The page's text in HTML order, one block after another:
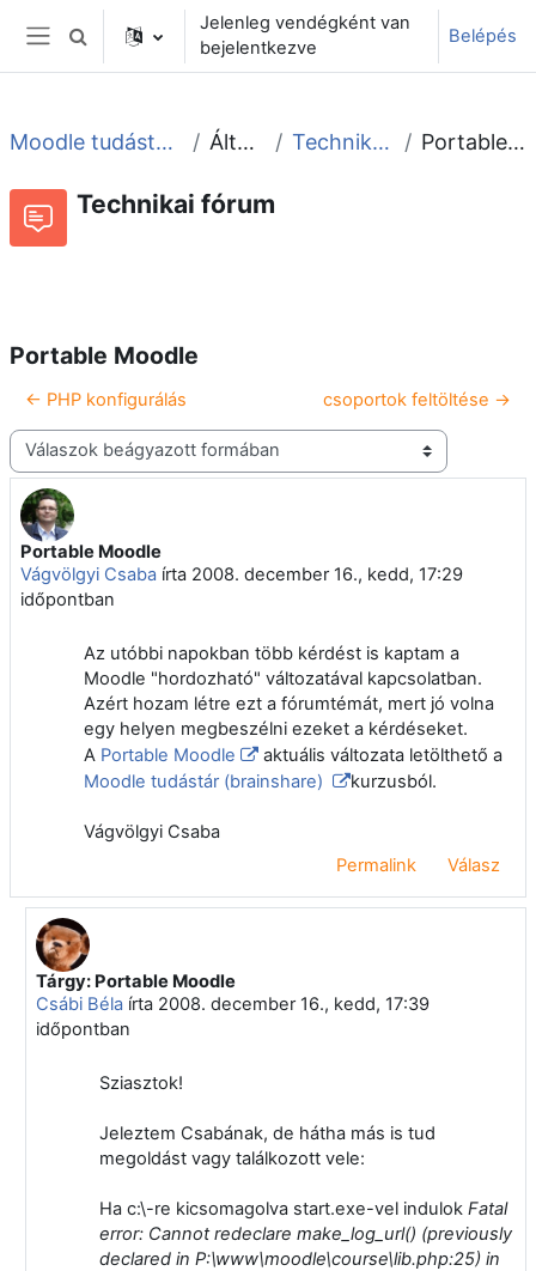
Tovább a fő tartalomhoz
Oldalpanel
Keresési bemeneti adatok váltása
Jelenleg vendégként van
bejelentkezve
Belépés
Moodle tudástár és fórum Általános Technikai fórum Portable Moodle
Technikai fórum
Portable Moodle
← PHP konfigurálás csoportok feltöltése →
Megjelenítési mód
Portable Moodle
Vágvölgyi Csaba írta 2008. december 16., kedd, 17:29
időpontban
Válaszok szám: 3
Az utóbbi napokban több kérdést is kaptam a
Moodle "hordozható" változatával kapcsolatban.
Azért hozam létre ezt a fórumtémát, mert jó volna
egy helyen megbeszélni ezeket a kérdéseket.
A Portable Moodle
aktuális változata letölthető a
Moodle tudástár (brainshare)
kurzusból.
Vágvölgyi Csaba
Permalink
Válasz
Válasz erre: Vágvölgyi Csaba
Tárgy: Portable Moodle
Csábi Bélaírta 2008. december 16., kedd, 17:39
időpontban
Sziasztok!
Jeleztem Csabának, de hátha más is tud
megoldást vagy találkozott vele:
Ha c:\-re kicsomagolva start.exe-vel indulok Fatal
error: Cannot redeclare make_log_url() (previously
declared in P:\www\moodle\course\lib.php:25) in